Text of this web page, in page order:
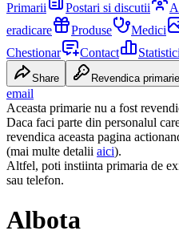
Primarii
Postari si discutii
eradicare
Produse Medici
Chestionar
Contact
Share Revendica primarie
email
Aceasta primarie nu a fost
Daca faci parte din personalul
revendica aceasta pagina
(mai multe detalii aici).
Altfel, poti instiinta primaria de
sau telefon.
Albota